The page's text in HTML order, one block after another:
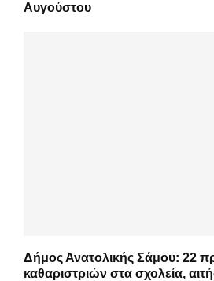
Αυγούστου
Δήμος Ανατολικής Σάμου: 22
καθαριστριών στα σχολεία,